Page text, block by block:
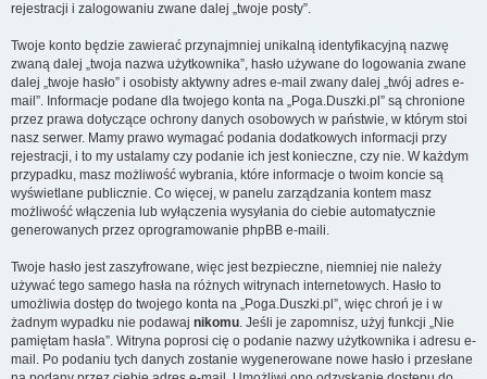
rejestracji i zalogowaniu zwane dalej „twoje posty”.
Twoje konto będzie zawierać przynajmniej unikalną identyfikacyjną nazwę
zwaną dalej „twoja nazwa użytkownika”, hasło używane do logowania zwane
dalej „twoje hasło” i osobisty aktywny adres e-mail zwany dalej „twój adres e-
mail”. Informacje podane dla twojego konta na „Poga.Duszki.pl” są chronione
przez prawa dotyczące ochrony danych osobowych w państwie, w którym stoi
nasz serwer. Mamy prawo wymagać podania dodatkowych informacji przy
rejestracji, i to my ustalamy czy podanie ich jest konieczne, czy nie. W każdym
przypadku, masz możliwość wybrania, które informacje o twoim koncie są
wyświetlane publicznie. Co więcej, w panelu zarządzania kontem masz
możliwość włączenia lub wyłączenia wysyłania do ciebie automatycznie
generowanych przez oprogramowanie phpBB e-maili.
Twoje hasło jest zaszyfrowane, więc jest bezpieczne, niemniej nie należy
używać tego samego hasła na różnych witrynach internetowych. Hasło to
umożliwia dostęp do twojego konta na „Poga.Duszki.pl”, więc chroń je i w
żadnym wypadku nie podawaj nikomu. Jeśli je zapomnisz, użyj funkcji „Nie
pamiętam hasła”. Witryna poprosi cię o podanie nazwy użytkownika i adresu e-
mail. Po podaniu tych danych zostanie wygenerowane nowe hasło i przesłane